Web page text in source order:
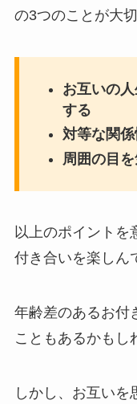
の3つのことが大切
お互いの
する
対等な関
周囲の目
以上のポイントを
付き合いを楽しん
年齢差のあるお付
こともあるかもし
しかし、お互いを